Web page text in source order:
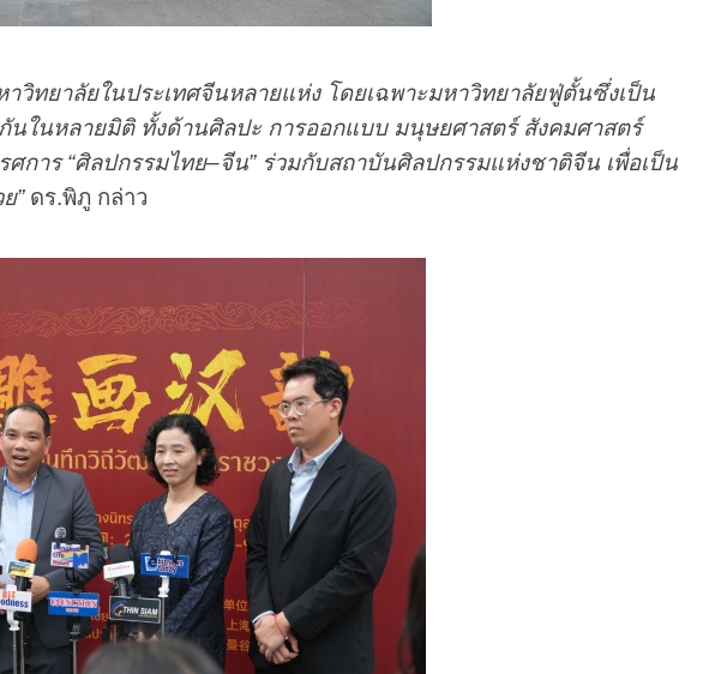
วิทยาลัยในประเทศจีนหลายแห่ง โดยเฉพาะมหาวิทยาลัยฟู่ตั้นซึ่งเป็น
นในหลายมิติ ทั้งด้านศิลปะ การออกแบบ มนุษยศาสตร์ สังคมศาสตร์
การ “ศิลปกรรมไทย–จีน” ร่วมกับสถาบันศิลปกรรมแห่งชาติจีน เพื่อเป็น
”ดร.พิภู กล่าว